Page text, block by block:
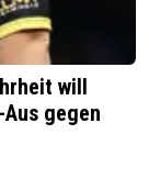
will
gegen